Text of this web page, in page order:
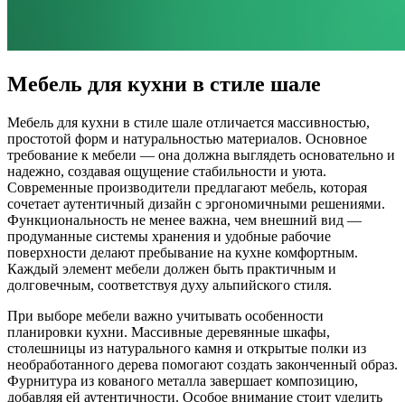
Мебель для кухни в стиле шале
Мебель для кухни в стиле шале отличается массивностью,
простотой форм и натуральностью материалов. Основное
требование к мебели — она должна выглядеть основательно и
надежно, создавая ощущение стабильности и уюта.
Современные производители предлагают мебель, которая
сочетает аутентичный дизайн с эргономичными решениями.
Функциональность не менее важна, чем внешний вид —
продуманные системы хранения и удобные рабочие
поверхности делают пребывание на кухне комфортным.
Каждый элемент мебели должен быть практичным и
долговечным, соответствуя духу альпийского стиля.
При выборе мебели важно учитывать особенности
планировки кухни. Массивные деревянные шкафы,
столешницы из натурального камня и открытые полки из
необработанного дерева помогают создать законченный образ.
Фурнитура из кованого металла завершает композицию,
добавляя ей аутентичности. Особое внимание стоит уделить